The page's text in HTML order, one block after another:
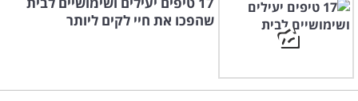
שהפכו את חיי לקים ליותר